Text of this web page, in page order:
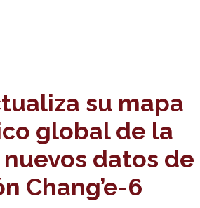
su mapa
global de la
datos de
Chang’e-6